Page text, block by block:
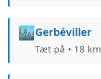
🏙️Gerbéviller
Tæt på • 18 km